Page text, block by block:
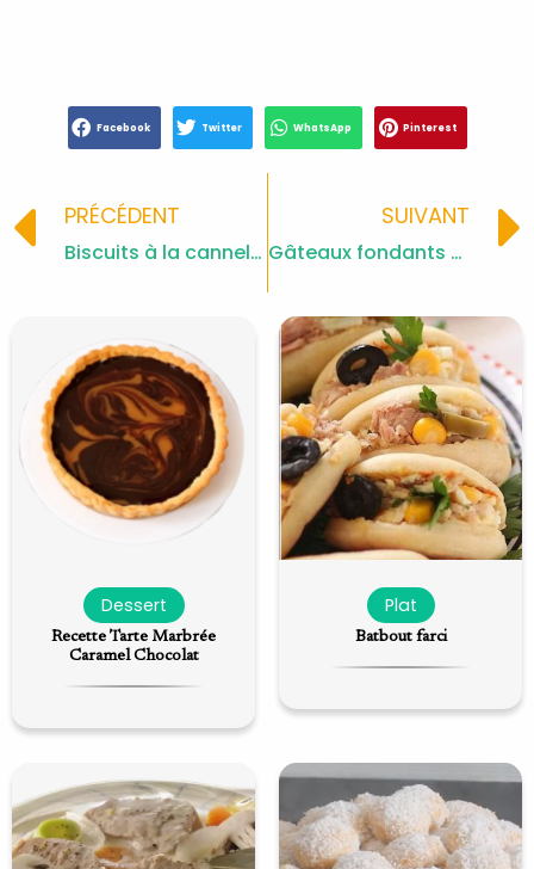
Facebook Twitter WhatsApp Pinterest
Prev
PRÉCÉDENT
Biscuits à la cannelle et aux flocons d’avoine
SUIVANT
Gâteaux fondants à la noix de coco et confiture
Dessert
Recette Tarte Marbrée
Caramel Chocolat
Plat
Batbout farci